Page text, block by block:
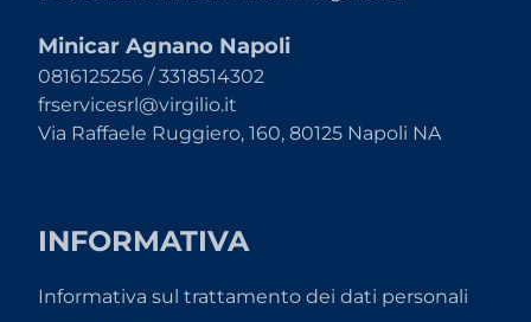
Minicar Agnano Napoli
0816125256 / 3318514302
frservicesrl@virgilio.it
Via Raffaele Ruggiero, 160, 80125 Napoli NA
INFORMATIVA
Informativa sul trattamento dei dati personali